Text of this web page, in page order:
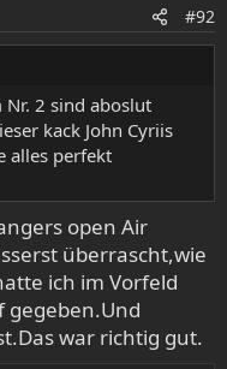
#92
Nr. 2 sind aboslut
kack John Cyriis
alles perfekt
open Air
überrascht,wie
ich im Vorfeld
gegeben.Und
war richtig gut.